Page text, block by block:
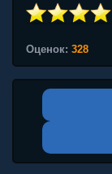
Оценок: 328